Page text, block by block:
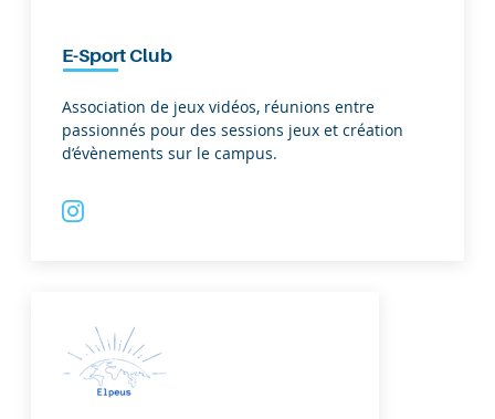
E-Sport Club
Association de jeux vidéos, réunions entre
passionnés pour des sessions jeux et création
d’évènements sur le campus.